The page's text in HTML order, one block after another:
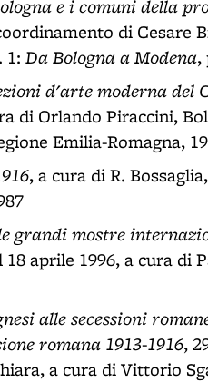
e i comuni della
di Cesare
1: Da Bologna a Modena,
d'arte moderna del
di Orlando Piraccini,
Emilia-Romagna,
, a cura di R.
grandi mostre
18 aprile 1996, a cura di
alle secessioni
romana 1913-1916,
a cura di Vittorio